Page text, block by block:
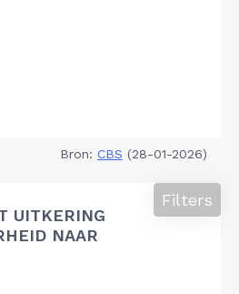
Bron: CBS (28-01-2026)
UITKERING
NAAR
Filters